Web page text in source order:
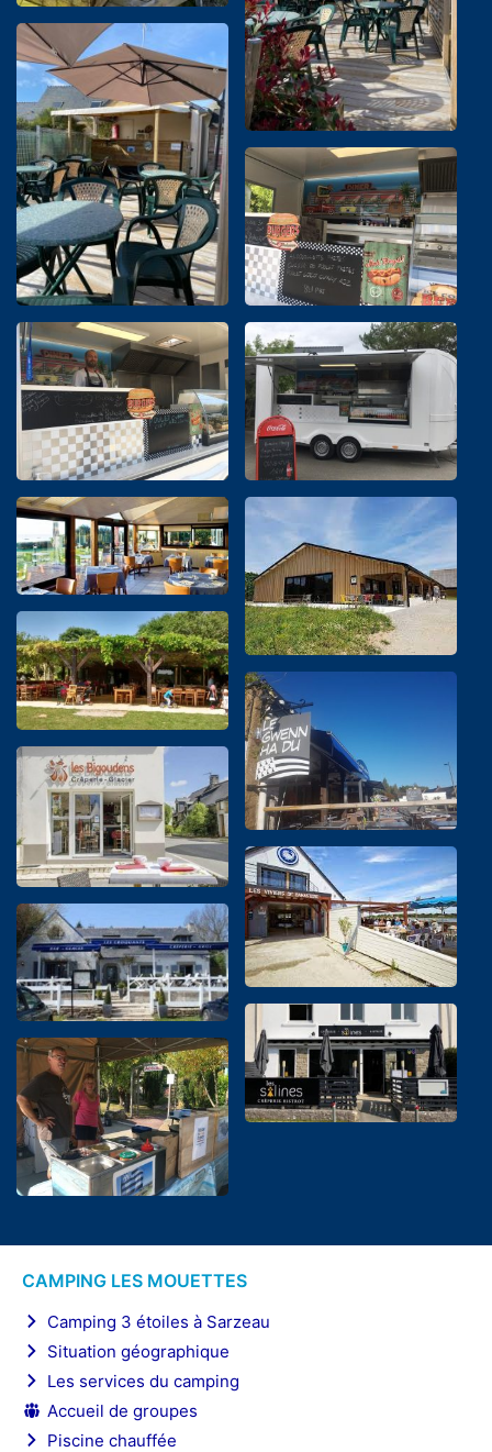
CAMPING LES MOUETTES
Camping 3 étoiles à Sarzeau
Situation géographique
Les services du camping
Accueil de groupes
Piscine chauffée